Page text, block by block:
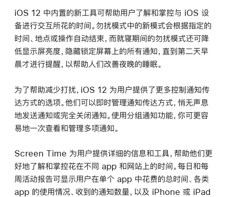
iOS 12 中内置的新工具可帮助用户了解和掌控与 iOS 设
备进行交互所花的时间。勿扰模式中的新模式会根据指定的
时间、地点或操作自动结束，而就寝期间的勿扰模式还可降
低显示屏亮度，隐藏锁定屏幕上的所有通知，直到第二天早
晨才进行提醒，以帮助人们改善夜晚的睡眠。
为了帮助减少打扰，iOS 12 为用户提供了更多控制通知传
达方式的选项。他们可以即时管理通知传达方式，悄无声息
地发送通知或完全关闭通知。使用分组通知功能，你可更容
易地一次查看和管理多项通知。
Screen Time 为用户提供详细的信息和工具，帮助他们更
好地了解和掌控花在不同 app 和网站上的时间。每日和每
周活动报告可显示用户在单个 app 中花费的总时间、各类
app 的使用情况、收到的通知数量，以及 iPhone 或 iPad